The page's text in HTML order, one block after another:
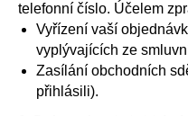
telefonní číslo. Účelem
Vyřízení vaší
vyplývajících ze
Zasílání obchodních
přihlásili).